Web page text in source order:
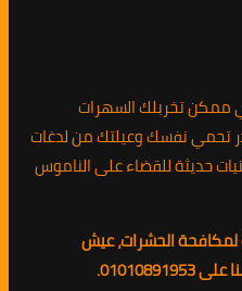
ممكن تخربلك السهرات
تحمي نفسك وعيلتك من لدغات
حديثة للقضاء على الناموس
لمكافحة الحشرات، عيش